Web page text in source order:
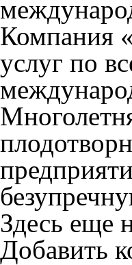
Компания
услуг по
Здесь еще
Добавить